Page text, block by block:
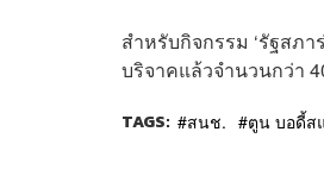
สำหรับกิจกรรม ‘รัฐสภ
บริจาคแล้วจำนวนกว่า
TAGS: สนช. ตูน บอดี้ส